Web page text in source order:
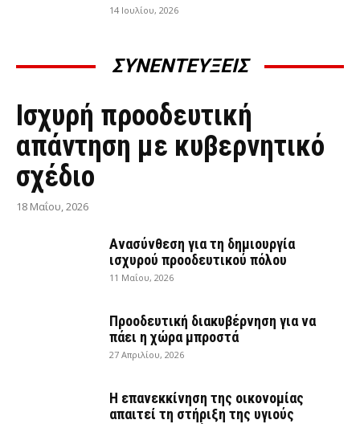
14 Ιουλίου, 2026
ΣΥΝΕΝΤΕΥΞΕΙΣ
ΣΥΝΕΝΤΕΎΞΕΙΣ
Ισχυρή προοδευτική
απάντηση με κυβερνητικό
σχέδιο
18 Μαΐου, 2026
Ανασύνθεση για τη δημιουργία
ισχυρού προοδευτικού πόλου
11 Μαΐου, 2026
Προοδευτική διακυβέρνηση για να
πάει η χώρα μπροστά
27 Απριλίου, 2026
Η επανεκκίνηση της οικονομίας
απαιτεί τη στήριξη της υγιούς